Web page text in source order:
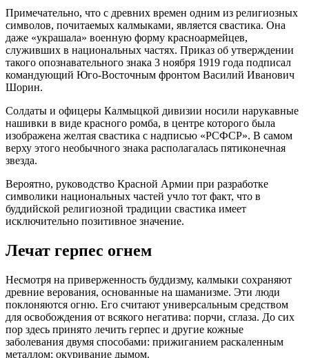
Примечательно, что с древних времен одним из религиозных
символов, почитаемых калмыками, является свастика. Она
даже «украшала» военную форму красноармейцев,
служивших в национальных частях. Приказ об утверждении
такого опознавательного знака 3 ноября 1919 года подписал
командующий Юго-Восточным фронтом Василий Иванович
Шорин.
Солдаты и офицеры Калмыцкой дивизии носили нарукавные
нашивки в виде красного ромба, в центре которого была
изображена желтая свастика с надписью «РСФСР». В самом
верху этого необычного знака располагалась пятиконечная
звезда.
Вероятно, руководство Красной Армии при разработке
символики национальных частей учло тот факт, что в
буддийской религиозной традиции свастика имеет
исключительно позитивное значение.
Лечат герпес огнем
Несмотря на приверженность буддизму, калмыки сохраняют
древние верования, основанные на шаманизме. Эти люди
поклоняются огню. Его считают универсальным средством
для освобождения от всякого негатива: порчи, сглаза. До сих
пор здесь принято лечить герпес и другие кожные
заболевания двумя способами: прижиганием раскаленным
металлом; окуривание дымом.